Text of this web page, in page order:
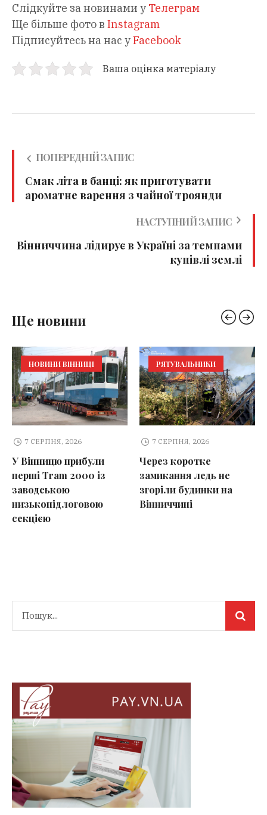
Слідкуйте за новинами у Телеграм
Ще більше фото в Instagram
Підписуйтесь на нас уFacebook
Ваша оцінка матеріалу
ПОПЕРЕДНІЙ ЗАПИС
Смак літа в банці: як приготувати
ароматне варення з чайної троянди
НАСТУПНИЙ ЗАПИС
Вінниччина лідирує в Україні за темпами
купівлі землі
Ще новини
НОВИНИ ВІННИЦІ
7 СЕРПНЯ, 2026
У Вінницю прибули
перші Tram 2000 із
заводською
низькопідлоговою
секцією
РЯТУВАЛЬНИКИ
7 СЕРПНЯ, 2026
Через коротке
замикання ледь не
згоріли будинки на
Вінниччині